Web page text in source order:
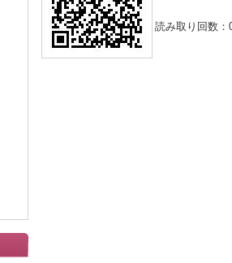
読み取り回数：